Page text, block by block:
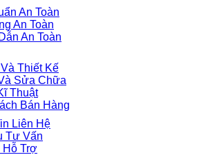
An Toàn
An Toàn
An Toàn
Thiết Kế
Sửa Chữa
Thuật
Bán Hàng
Liên Hệ
Tư Vấn
Trợ